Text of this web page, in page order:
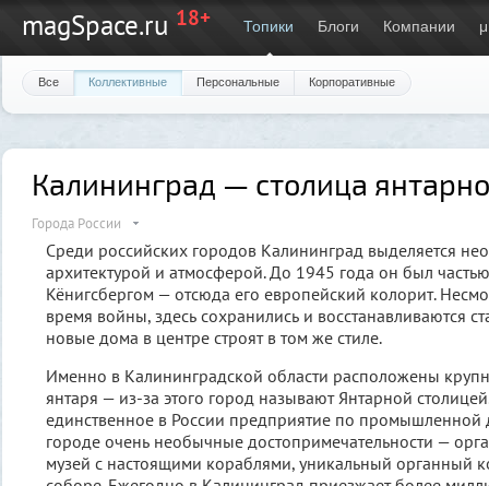
magSpace.ru 18+ Топики Блоги Компании μ
Все Коллективные Персональные Корпоративные
Калининград — столица
Города России
Среди российских городов Калининград выделяется
архитектурой и атмосферой. До 1945 года он был
Кёнигсбергом — отсюда его европейский колорит.
время войны, здесь сохранились и восстанавливаются
новые дома в центре строят в том же стиле.
Именно в Калининградской области расположены
янтаря — из-за этого город называют Янтарной
единственное в России предприятие по
городе очень необычные достопримечательности —
музей с настоящими кораблями, уникальный органный